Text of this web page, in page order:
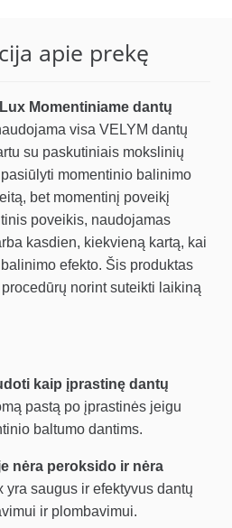
apie prekę
Momentiniame dantų
visa VELYM dantų
su paskutiniais mokslinių
momentinio balinimo
bet momentinį poveikį
poveikis, naudojamas
kasdien, kiekvieną kartą, kai
efekto. Šis produktas
norint suteikti laikiną
kaip įprastinę dantų
pastą po įprastinės jeigu
baltumo dantims.
nėra peroksido ir nėra
yra saugus ir efektyvus dantų
ir plombavimui.